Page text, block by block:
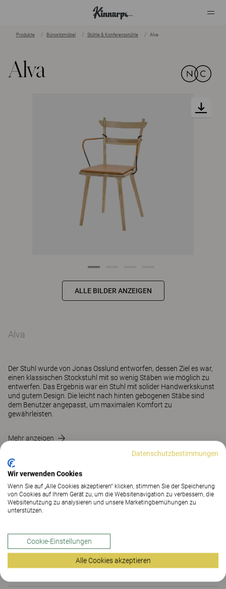
Produkte Bürositzmöbel Stühle & Konferenzstühle Alva
Alva
ALLE BILDER ANZEIGEN
Alva
Der Stuhl wurde von Jonas Osslund entworfen, dessen Ziel es war,
einen klassischen Stockstuhl mit so wenig Stäben wie möglich zu
entwerfen. Das Ergebnis war ein Stuhl mit solider Handwerkskunst
und gutem Design. Die leicht nach hinten gebogenen Stäbe sind
dem Benutzer angepasst, um maximalen Komfort zu
gewährleisten.
Mehr anzeigen
SHOWROOM FINDEN
Downloads (4) The Better Effect Index (1.9)
Downloads (4)
Datenschutzbestimmungen
Wir verwenden Cookies
Wenn Sie auf „Alle Cookies akzeptieren“ klicken, stimmen Sie der Speicherung
von Cookies auf Ihrem Gerät zu, um die Websitenavigation zu verbessern, die
Websitenutzung zu analysieren und unsere Marketingbemühungen zu
unterstützen.
Cookie-Einstellungen
Alle Cookies akzeptieren